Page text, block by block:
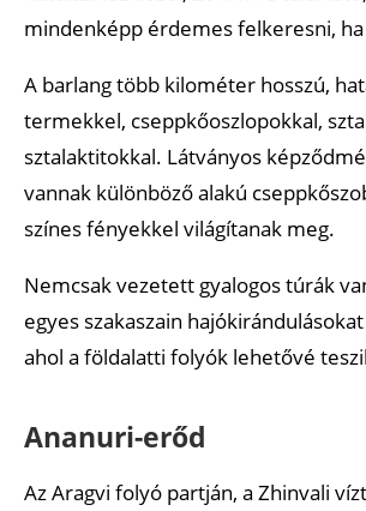
mindenképp érdemes felkeresni,
A barlang több kilométer hosszú,
termekkel, cseppkőoszlopokkal,
sztalaktitokkal. Látványos
vannak különböző alakú
színes fényekkel világítanak meg.
Nemcsak vezetett gyalogos túrák
egyes szakaszain
ahol a földalatti folyók lehetővé
Ananuri-erőd
Az Aragvi folyó partján, a Zhinvali